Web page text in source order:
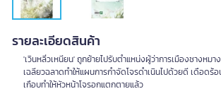
รายละเอียดสินค้า
'เวินหลิ่วเหนียน' ถูกย้ายไปรับตำแหน่งผู้ว่าการเมืองชางหม
เฉลียวฉลาดทำให้แผนการกำจัดโจรดำเนินไปด้วยดี เดือด
เกือบทำให้หัวหน้าโจรอกแตกตายแล้ว